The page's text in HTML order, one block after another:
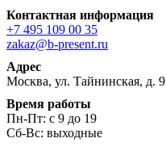
Контактная информация
+7 495 109 00 35
zakaz@b-present.ru
Адрес
Москва, ул. Тайнинская, д. 9
Время работы
Пн-Пт: с 9 до 19
Сб-Вс: выходные